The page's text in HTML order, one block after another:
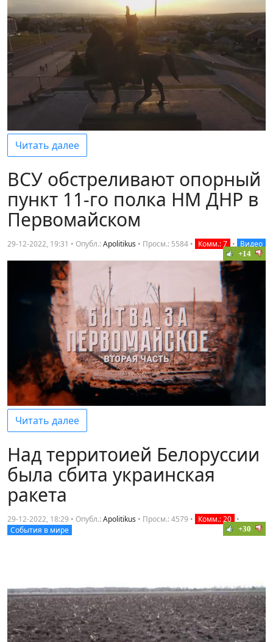
Читать далее
ВСУ обстреливают опорный
пункт 11-го полка НМ ДНР в
Первомайском
29-12-2022, 19:31 • Опубл.:Apolitikus • Просм.: 5584 • Комм.: 7 • Видео
+14
Читать далее
Над территоией Белоруссии
была сбита украинская
ракета
29-12-2022, 18:29 • Опубл.:Apolitikus • Просм.: 4579 • Комм.: 20 •
События в мире
+30